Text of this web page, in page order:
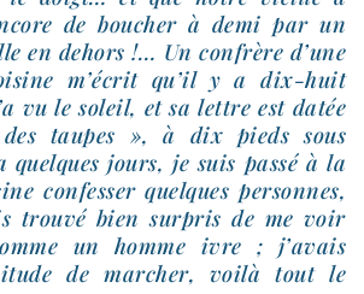
de bou­cher à demi par un
en dehors !… Un confrère d’une
m’écrit qu’il y a dix-​huit
vu le soleil, et sa lettre est datée
taupes », à dix pieds sous
jours, je suis pas­sé à la
confes­ser quelques per­sonnes,
trou­vé bien sur­pris de me voir
un homme ivre ; j’avais
de mar­cher, voi­là tout le